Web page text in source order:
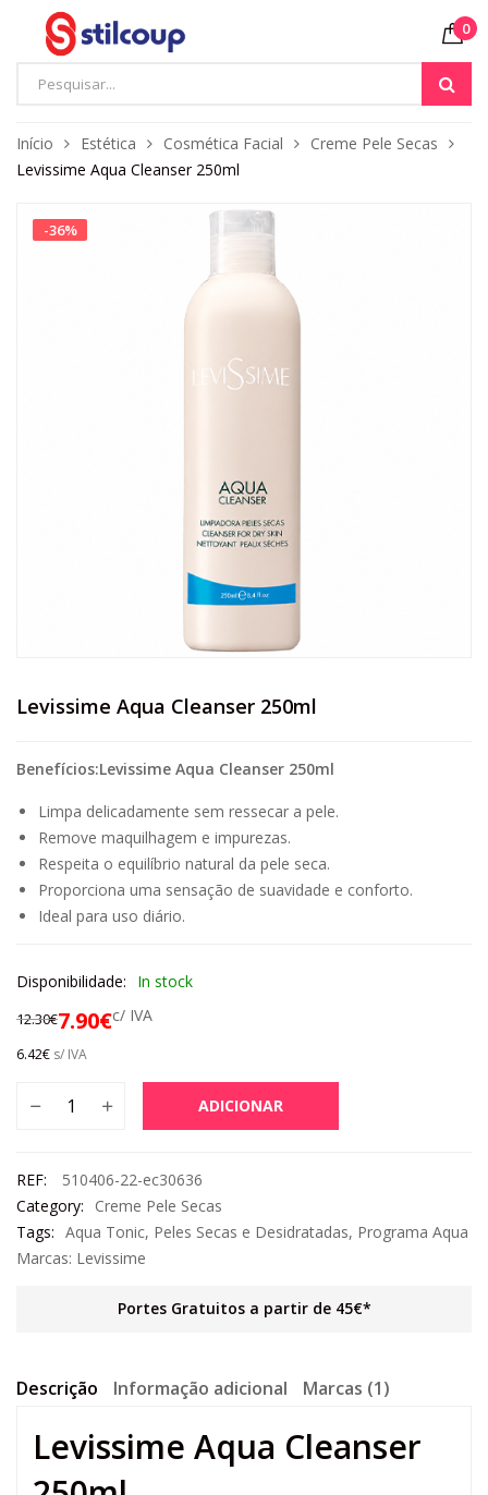
0
Início Estética Cosmética Facial
Creme Pele Secas
Levissime Aqua Cleanser 250ml
-36%
Levissime Aqua Cleanser 250ml
Benefícios:Levissime Aqua Cleanser 250ml
Limpa delicadamente sem ressecar a pele.
Remove maquilhagem e impurezas.
Respeita o equilíbrio natural da pele seca.
Proporciona uma sensação de suavidade e conforto.
Ideal para uso diário.
Disponibilidade: In stock
12.30€7.90€c/ IVA
6.42€ s/ IVA
ADICIONAR
REF:
510406-22-ec30636
Category:
Creme Pele Secas
Tags: Aqua Tonic, Peles Secas e Desidratadas, Programa Aqua
Marcas: Levissime
Portes Gratuitos a partir de 45€*
Descrição Informação adicional Marcas (1)
Levissime Aqua Cleanser